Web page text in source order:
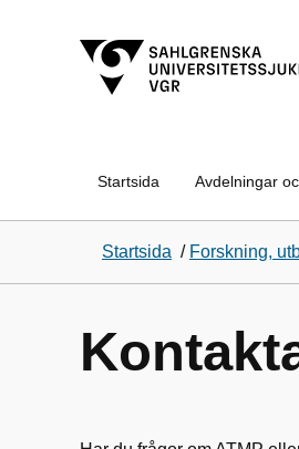
Startsida Avdelningar
Startsida / Forskning,